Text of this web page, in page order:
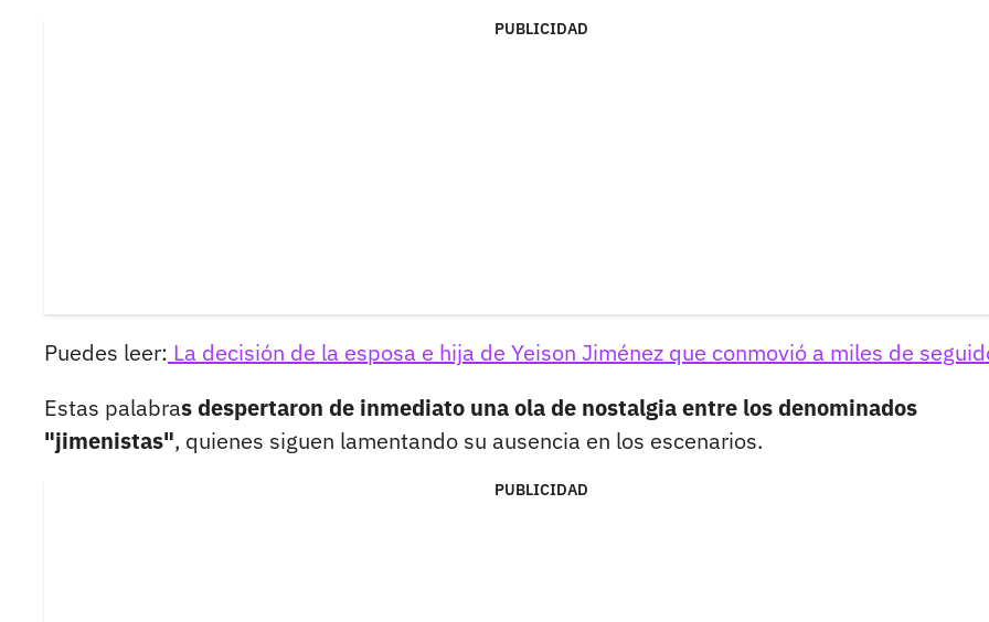
PUBLICIDAD
Puedes leer: La decisión de la esposa e hija de Yeison Jiménez que conmovió a miles de
Estas palabras despertaron de inmediato una ola de nostalgia entre los denominados
"jimenistas", quienes siguen lamentando su ausencia en los escenarios.
PUBLICIDAD